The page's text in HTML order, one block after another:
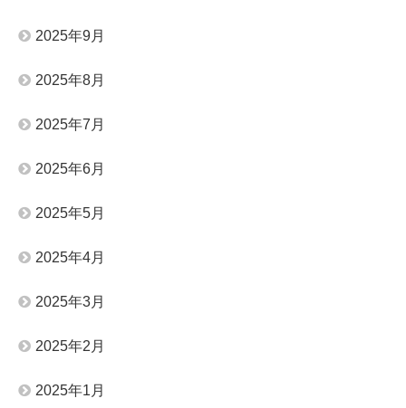
2025年9月
2025年8月
2025年7月
2025年6月
2025年5月
2025年4月
2025年3月
2025年2月
2025年1月